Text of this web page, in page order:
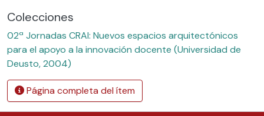
Colecciones
02ª Jornadas CRAI: Nuevos espacios arquitectónicos
para el apoyo a la innovación docente (Universidad de
Deusto, 2004)
Página completa del ítem